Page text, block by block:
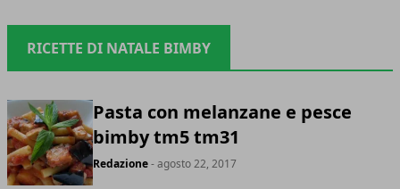
RICETTE DI NATALE BIMBY
Pasta con melanzane e pesce
bimby tm5 tm31
Redazione- agosto 22, 2017